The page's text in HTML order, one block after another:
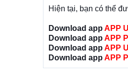
Hiện tại, bạn có thể
Download app APP
Download app APP
Download app APP
Download app APP